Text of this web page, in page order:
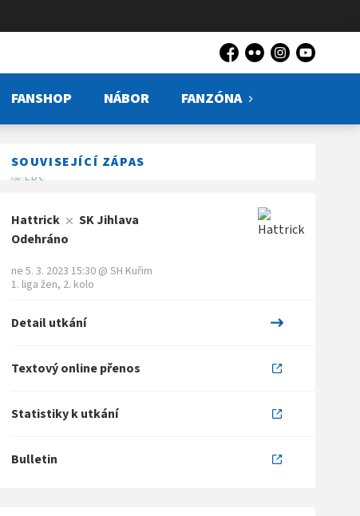
Facebook
Flickr Instagram
YouTube
FANSHOP NÁBOR FANZÓNA
SOUVISEJÍCÍ ZÁPAS
Hattrick
SK Jihlava
Odehráno
ne 5. 3. 2023 15:30@ SH Kuřim
1. liga žen, 2. kolo
Detail utkání
Textový online přenos
Statistiky k utkání
Bulletin